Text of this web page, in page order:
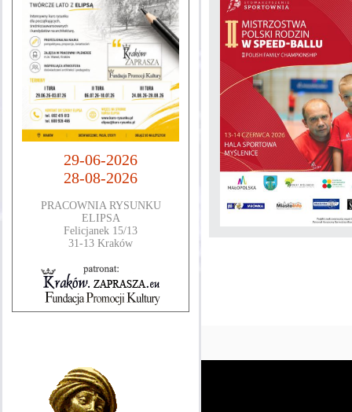
29-06-2026
28-08-2026
PRACOWNIA RYSUNKU
ELIPSA
Felicjanek 15/13
31-13 Kraków